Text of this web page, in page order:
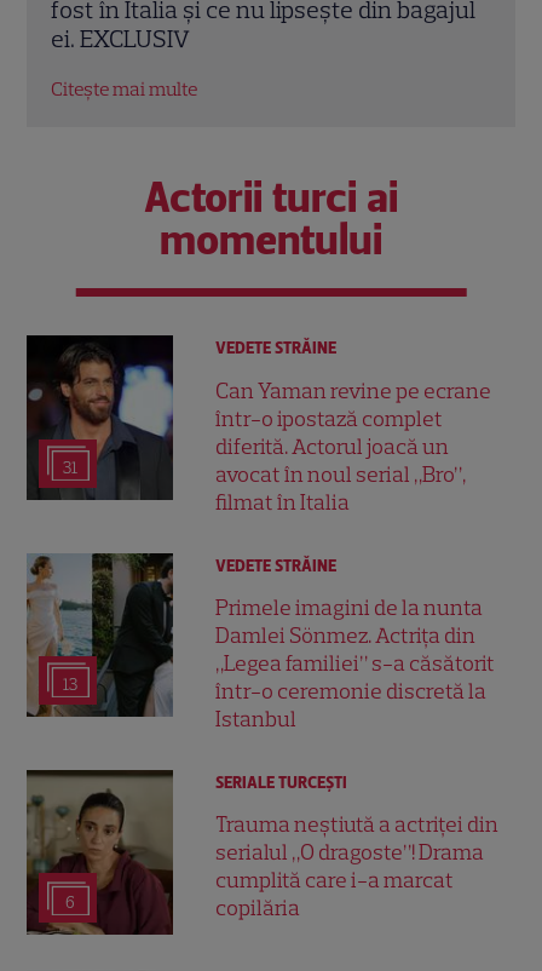
fost în Italia și ce nu lipsește din bagajul
ei. EXCLUSIV
Citește mai multe
Actorii turci ai
momentului
31
VEDETE STRĂINE
Can Yaman revine pe ecrane
într-o ipostază complet
diferită. Actorul joacă un
avocat în noul serial „Bro”,
filmat în Italia
13
VEDETE STRĂINE
Primele imagini de la nunta
Damlei Sönmez. Actrița din
„Legea familiei” s-a căsătorit
într-o ceremonie discretă la
Istanbul
6
SERIALE TURCEŞTI
Trauma neștiută a actriței din
serialul „O dragoste”! Drama
cumplită care i-a marcat
copilăria